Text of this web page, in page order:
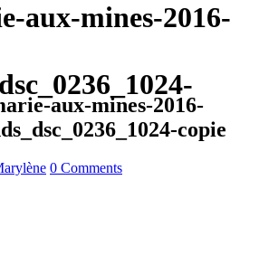
aux-mines-2016-
aux-mines-2016-
copie
0 Comments